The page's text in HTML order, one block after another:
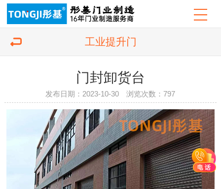
工业提升门
门封卸货台
发布日期：2023-10-30 浏览次数：797